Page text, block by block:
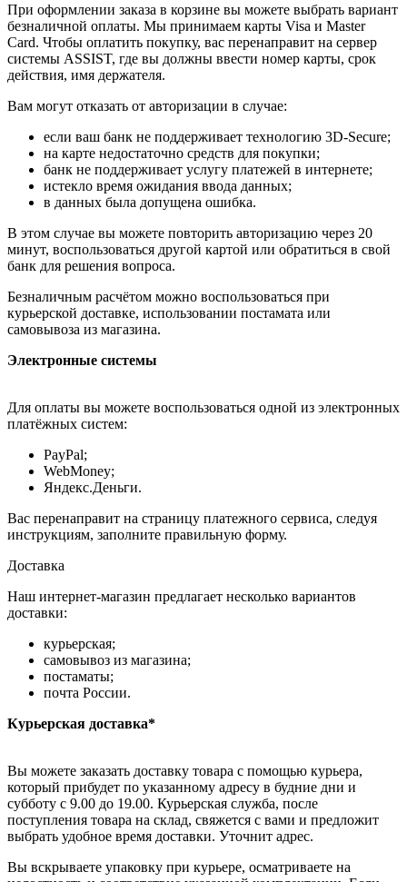
При оформлении заказа в корзине вы можете выбрать вариант
безналичной оплаты. Мы принимаем карты Visa и Master
Card. Чтобы оплатить покупку, вас перенаправит на сервер
системы ASSIST, где вы должны ввести номер карты, срок
действия, имя держателя.
Вам могут отказать от авторизации в случае:
если ваш банк не поддерживает технологию 3D-Secure;
на карте недостаточно средств для покупки;
банк не поддерживает услугу платежей в интернете;
истекло время ожидания ввода данных;
в данных была допущена ошибка.
В этом случае вы можете повторить авторизацию через 20
минут, воспользоваться другой картой или обратиться в свой
банк для решения вопроса.
Безналичным расчётом можно воспользоваться при
курьерской доставке, использовании постамата или
самовывоза из магазина.
Электронные системы
Для оплаты вы можете воспользоваться одной из электронных
платёжных систем:
PayPal;
WebMoney;
Яндекс.Деньги.
Вас перенаправит на страницу платежного сервиса, следуя
инструкциям, заполните правильную форму.
Доставка
Наш интернет-магазин предлагает несколько вариантов
доставки:
курьерская;
самовывоз из магазина;
постаматы;
почта России.
Курьерская доставка*
Вы можете заказать доставку товара с помощью курьера,
который прибудет по указанному адресу в будние дни и
субботу с 9.00 до 19.00. Курьерская служба, после
поступления товара на склад, свяжется с вами и предложит
выбрать удобное время доставки. Уточнит адрес.
Вы вскрываете упаковку при курьере, осматриваете на